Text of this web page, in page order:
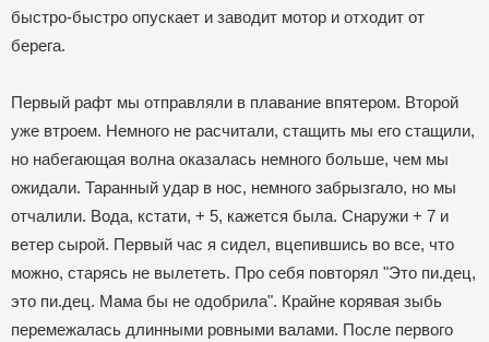
быстро-быстро опускает и заводит мотор и отходит от
берега.
Первый рафт мы отправляли в плавание впятером. Второй
уже втроем. Немного не расчитали, стащить мы его стащили,
но набегающая волна оказалась немного больше, чем мы
ожидали. Таранный удар в нос, немного забрызгало, но мы
отчалили. Вода, кстати, + 5, кажется была. Снаружи + 7 и
ветер сырой. Первый час я сидел, вцепившись во все, что
можно, старясь не вылететь. Про себя повторял "Это пи.дец,
это пи.дец. Мама бы не одобрила". Крайне корявая зыбь
перемежалась длинными ровными валами. После первого